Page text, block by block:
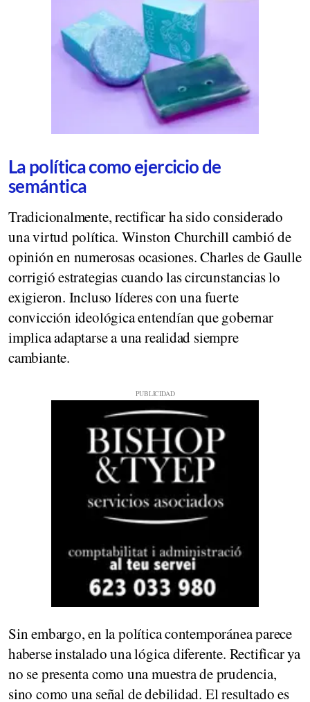
La política como ejercicio de
semántica
Tradicionalmente, rectificar ha sido considerado
una virtud política. Winston Churchill cambió de
opinión en numerosas ocasiones. Charles de Gaulle
corrigió estrategias cuando las circunstancias lo
exigieron. Incluso líderes con una fuerte
convicción ideológica entendían que gobernar
implica adaptarse a una realidad siempre
cambiante.
Sin embargo, en la política contemporánea parece
haberse instalado una lógica diferente. Rectificar ya
no se presenta como una muestra de prudencia,
sino como una señal de debilidad. El resultado es